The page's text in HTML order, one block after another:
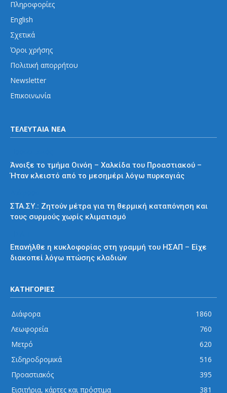
Πληροφορίες
English
Σχετικά
Όροι χρήσης
Πολιτική απορρήτου
Newsletter
Επικοινωνία
ΤΕΛΕΥΤΑΙΑ ΝΕΑ
Άνοιξε το τμήμα Οινόη – Χαλκίδα του Προαστιακού –
Ήταν κλειστό από το μεσημέρι λόγω πυρκαγιάς
ΣΤΑ.ΣΥ.: Ζητούν μέτρα για τη θερμική καταπόνηση και
τους συρμούς χωρίς κλιματισμό
Επανήλθε η κυκλοφορίας στη γραμμή του ΗΣΑΠ – Είχε
διακοπεί λόγω πτώσης κλαδιών
ΚΑΤΗΓΟΡΙΕΣ
Διάφορα
1860
Λεωφορεία
760
Μετρό
620
Σιδηροδρομικά
516
Προαστιακός
395
Εισιτήρια, κάρτες και πρόστιμα
381